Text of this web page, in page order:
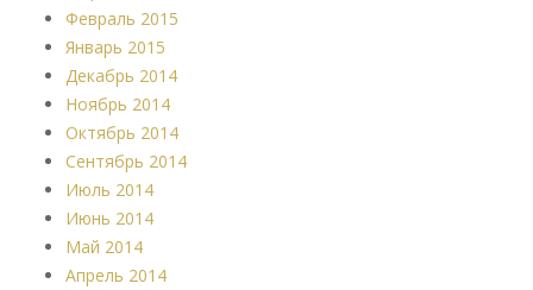
Февраль 2015
Январь 2015
Декабрь 2014
Ноябрь 2014
Октябрь 2014
Сентябрь 2014
Июль 2014
Июнь 2014
Май 2014
Апрель 2014